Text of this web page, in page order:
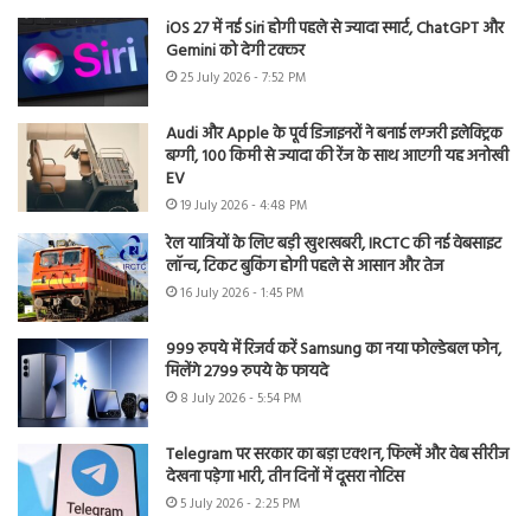
iOS 27 में नई Siri होगी पहले से ज्यादा स्मार्ट, ChatGPT और
Gemini को देगी टक्कर
25 July 2026 - 7:52 PM
Audi और Apple के पूर्व डिजाइनरों ने बनाई लग्जरी इलेक्ट्रिक
बग्गी, 100 किमी से ज्यादा की रेंज के साथ आएगी यह अनोखी
EV
19 July 2026 - 4:48 PM
रेल यात्रियों के लिए बड़ी खुशखबरी, IRCTC की नई वेबसाइट
लॉन्च, टिकट बुकिंग होगी पहले से आसान और तेज
16 July 2026 - 1:45 PM
999 रुपये में रिजर्व करें Samsung का नया फोल्डेबल फोन,
मिलेंगे 2799 रुपये के फायदे
8 July 2026 - 5:54 PM
Telegram पर सरकार का बड़ा एक्शन, फिल्में और वेब सीरीज
देखना पड़ेगा भारी, तीन दिनों में दूसरा नोटिस
5 July 2026 - 2:25 PM